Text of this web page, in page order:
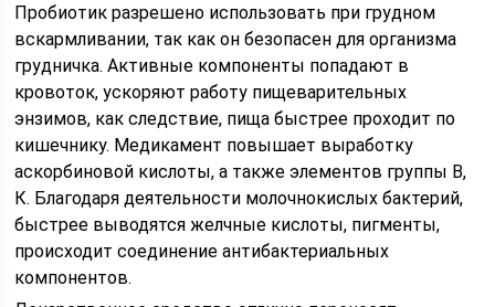
Пробиотик разрешено использовать при грудном
вскармливании, так как он безопасен для организма
грудничка. Активные компоненты попадают в
кровоток, ускоряют работу пищеварительных
энзимов, как следствие, пища быстрее проходит по
кишечнику. Медикамент повышает выработку
аскорбиновой кислоты, а также элементов группы В,
К. Благодаря деятельности молочнокислых бактерий,
быстрее выводятся желчные кислоты, пигменты,
происходит соединение антибактериальных
компонентов.